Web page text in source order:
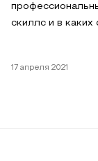
скиллс и в
17 апреля 2021